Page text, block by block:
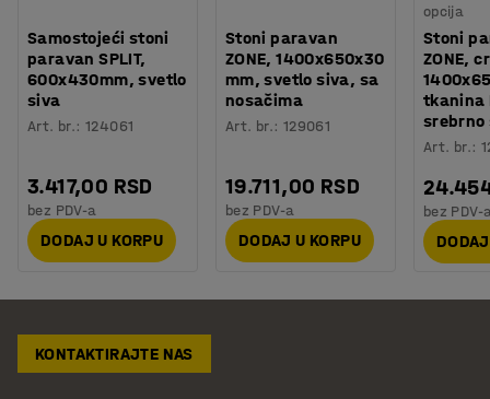
Samostojeći stoni
paravan SPLIT,
600x430mm, svetlo
siva
Art. br.:124061
3.417,00 RSD
bez PDV-a
DODAJ U KORPU
Stoni paravan
ZONE, 1400x650x30
mm, svetlo siva, sa
nosačima
Art. br.: 129061
19.711,00 RSD
bez PDV-a
DODAJ U KORPU
opcija
Stoni
ZONE,
tkanina
srebrno
Art. br.:
bez PDV-
KONTAKTIRAJTE NAS